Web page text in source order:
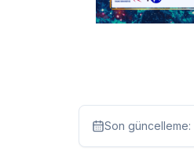
Son güncelleme: